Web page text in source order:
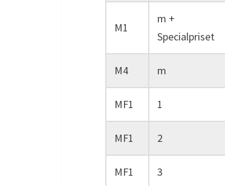
M1
m +
Specialpriset
M4 m
MF1 1
MF1 2
MF1 3